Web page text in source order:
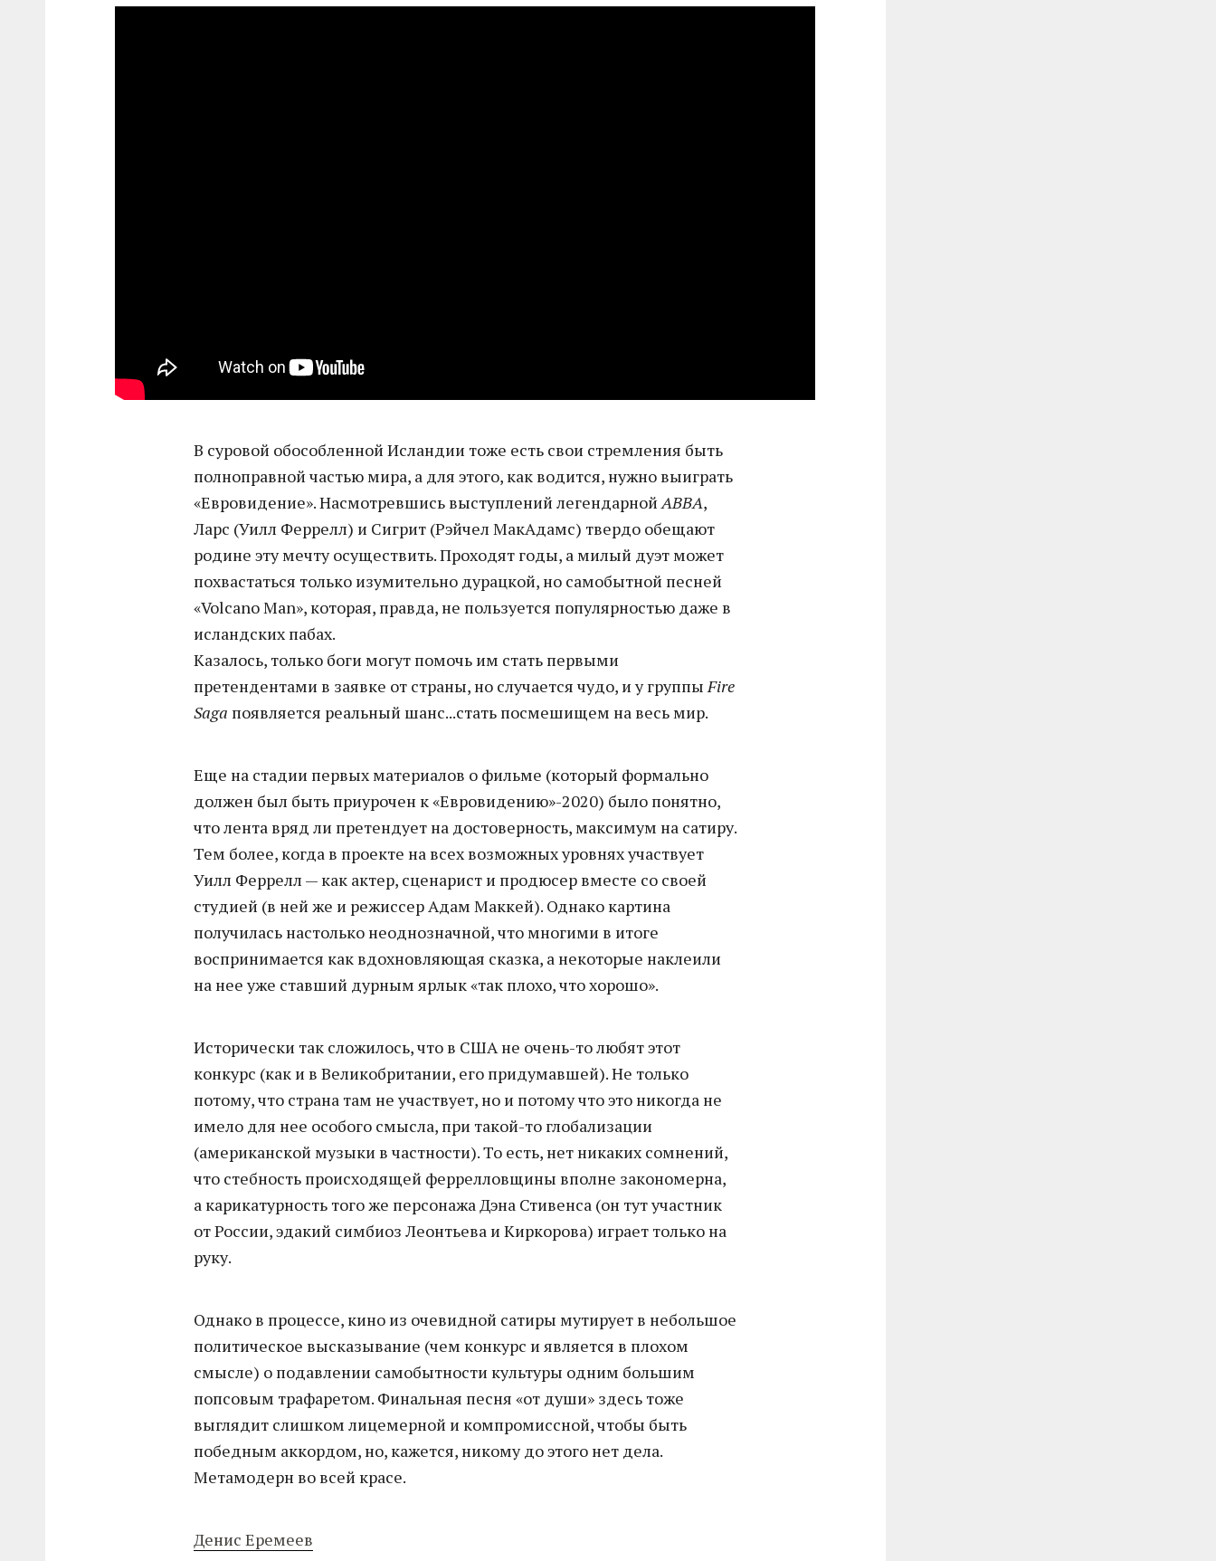
В суровой обособленной Исландии тоже есть свои стремления быть
полноправной частью мира, а для этого, как водится, нужно выиграть
«Евровидение». Насмотревшись выступлений легендарной ABBA,
Ларс (Уилл Феррелл) и Сигрит (Рэйчел МакАдамс) твердо обещают
родине эту мечту осуществить. Проходят годы, а милый дуэт может
похвастаться только изумительно дурацкой, но самобытной песней
«Volcano Man», которая, правда, не пользуется популярностью даже в
исландских пабах.
Казалось, только боги могут помочь им стать первыми
претендентами в заявке от страны, но случается чудо, и у группы Fire
Saga появляется реальный шанс...стать посмешищем на весь мир.
Еще на стадии первых материалов о фильме (который формально
должен был быть приурочен к «Евровидению»-2020) было понятно,
что лента вряд ли претендует на достоверность, максимум на сатиру.
Тем более, когда в проекте на всех возможных уровнях участвует
Уилл Феррелл — как актер, сценарист и продюсер вместе со своей
студией (в ней же и режиссер Адам Маккей). Однако картина
получилась настолько неоднозначной, что многими в итоге
воспринимается как вдохновляющая сказка, а некоторые наклеили
на нее уже ставший дурным ярлык «так плохо, что хорошо».
Исторически так сложилось, что в США не очень-то любят этот
конкурс (как и в Великобритании, его придумавшей). Не только
потому, что страна там не участвует, но и потому что это никогда не
имело для нее особого смысла, при такой-то глобализации
(американской музыки в частности). То есть, нет никаких сомнений,
что стебность происходящей феррелловщины вполне закономерна,
а карикатурность того же персонажа Дэна Стивенса (он тут участник
от России, эдакий симбиоз Леонтьева и Киркорова) играет только на
руку.
Однако в процессе, кино из очевидной сатиры мутирует в небольшое
политическое высказывание (чем конкурс и является в плохом
смысле) о подавлении самобытности культуры одним большим
попсовым трафаретом. Финальная песня «от души» здесь тоже
выглядит слишком лицемерной и компромиссной, чтобы быть
победным аккордом, но, кажется, никому до этого нет дела.
Метамодерн во всей красе.
Денис Еремеев